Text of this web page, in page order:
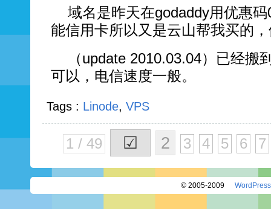
域名是昨天在godaddy用优惠
能信用卡所以又是云山帮我买的
（update 2010.03.04）已经搬
可以，电信速度一般。
Tags : Linode, VPS
1 / 49 ☑ 2 3 4 5 6 7
© 2005-2009 WordPress